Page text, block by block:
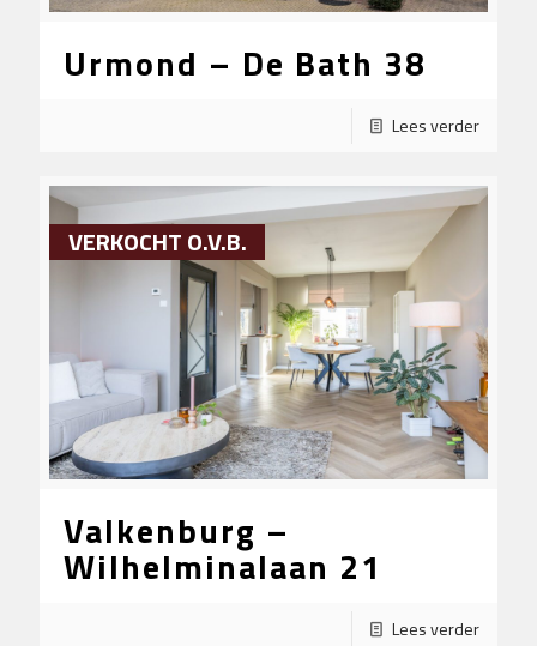
Urmond – De Bath 38
Lees verder
VERKOCHT O.V.B.
Valkenburg –
Wilhelminalaan 21
Lees verder